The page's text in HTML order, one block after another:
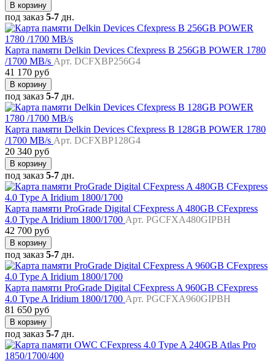
В корзину
под заказ 5-7 дн.
Карта памяти Delkin Devices Cfexpress B 256GB POWER 1780
/1700 MB/s Арт. DCFXBP256G4
41 170 руб
В корзину
под заказ 5-7 дн.
Карта памяти Delkin Devices Cfexpress B 128GB POWER 1780
/1700 MB/s Арт. DCFXBP128G4
20 340 руб
В корзину
под заказ 5-7 дн.
Карта памяти ProGrade Digital CFexpress A 480GB CFexpress
4.0 Type A Iridium 1800/1700 Арт. PGCFXA480GIPBH
42 700 руб
В корзину
под заказ 5-7 дн.
Карта памяти ProGrade Digital CFexpress A 960GB CFexpress
4.0 Type A Iridium 1800/1700 Арт. PGCFXA960GIPBH
81 650 руб
В корзину
под заказ 5-7 дн.